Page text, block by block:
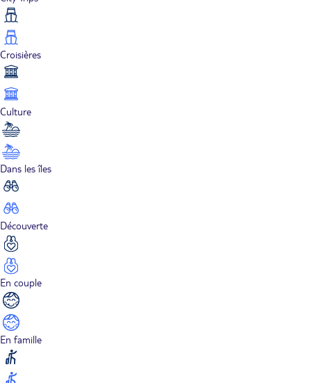
Croisières
Culture
Dans les îles
Découverte
En couple
En famille